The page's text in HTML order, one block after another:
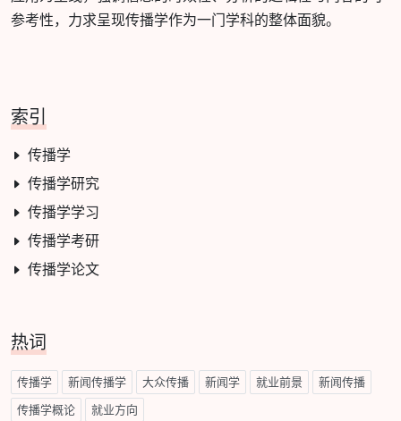
参考性，力求呈现传播学作为一门学科的整体面貌。
索引
传播学
传播学研究
传播学学习
传播学考研
传播学论文
热词
传播学 新闻传播学 大众传播 新闻学 就业前景 新闻传播
传播学概论 就业方向